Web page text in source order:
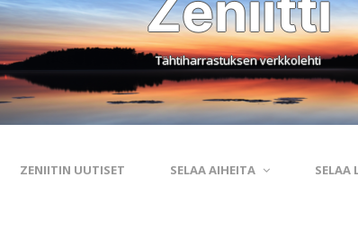
Yleistä Ursan palveluista
Toimisto
Kirjasto
Planetaario
Nuorisotoiminta
Tähtitornit
Harrastusryhmät
Harrastusjulkaisut
Kaukoputkikauppa
Kosmokseen
Terveisiä kiertoradalta
Kraatterin reunalta
Eksoplaneetta
Tähtikartta
Tähtikartta
Havaintopaikat
Taivaan
Tähtiharrastuksen verkkolehti
ZENIITIN UUTISET SELAA AIHEITA SELAA